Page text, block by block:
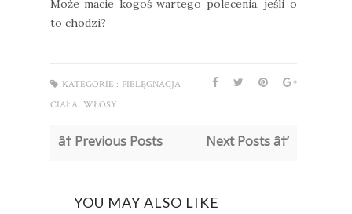
Może macie kogoś wartego polecenia, jeśli o
to chodzi?
KATEGORIE : PIELĘGNACJA
CIAŁA, WŁOSY
â† Previous Posts Next Posts â†’
YOU MAY ALSO LIKE